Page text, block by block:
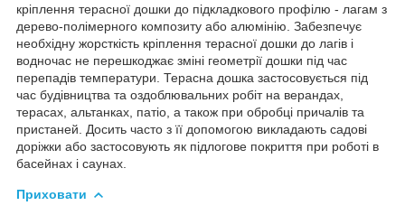
кріплення терасної дошки до підкладкового профілю - лагам з
дерево-полімерного композиту або алюмінію. Забезпечує
необхідну жорсткість кріплення терасної дошки до лагів і
водночас не перешкоджає зміні геометрії дошки під час
перепадів температури. Терасна дошка застосовується під
час будівництва та оздоблювальних робіт на верандах,
терасах, альтанках, патіо, а також при обробці причалів та
пристаней. Досить часто з її допомогою викладають садові
доріжки або застосовують як підлогове покриття при роботі в
басейнах і саунах.
Приховати